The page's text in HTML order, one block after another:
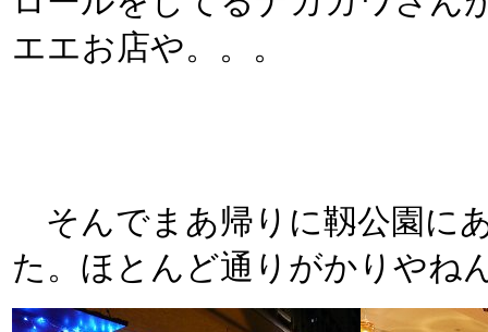
エエお店や。。。
そんでまあ帰りに靱公園に
た。ほとんど通りがかりやね